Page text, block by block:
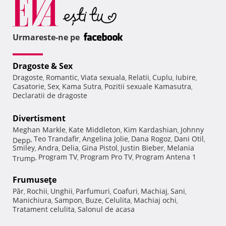
Urmareste-ne pe
Dragoste & Sex
Dragoste, Romantic, Viata sexuala, Relatii, Cuplu, Iubire,
Casatorie, Sex, Kama Sutra, Pozitii sexuale Kamasutra,
Declaratii de dragoste
Divertisment
Meghan Markle, Kate Middleton, Kim Kardashian, Johnny
Depp, Teo Trandafir, Angelina Jolie, Dana Rogoz, Dani Otil,
Smiley, Andra, Delia, Gina Pistol, Justin Bieber, Melania
Trump, Program TV, Program Pro TV, Program Antena 1
Frumuseţe
Păr, Rochii, Unghii, Parfumuri, Coafuri, Machiaj, Sani,
Manichiura, Sampon, Buze, Celulita, Machiaj ochi,
Tratament celulita, Salonul de acasa